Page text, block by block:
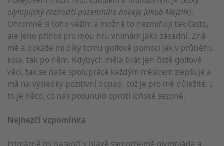
olympijský rozhodčí pozemního hokeje Jakub Mejzlík).
Ohromně si toho vážím a možná to nezmiňuji tak často,
ale jeho přínos pro mou hru vnímám jako zásadní. Zná
mě a dokáže mi díky tomu golfově pomoci jak v průběhu
kola, tak po něm. Kdybych měla brát jen čistě golfové
věci, tak se naše spolupráce každým měsícem zlepšuje a
má na výsledky pozitivní dopad, což je pro mě důležité. I
to je něco, co nás posunulo oproti loňské sezoně.
Nejhezčí vzpomínka